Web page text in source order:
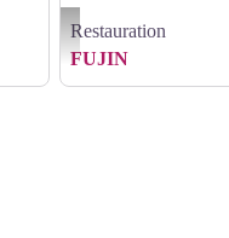
Fujin Restaurant
Restauration
FUJIN